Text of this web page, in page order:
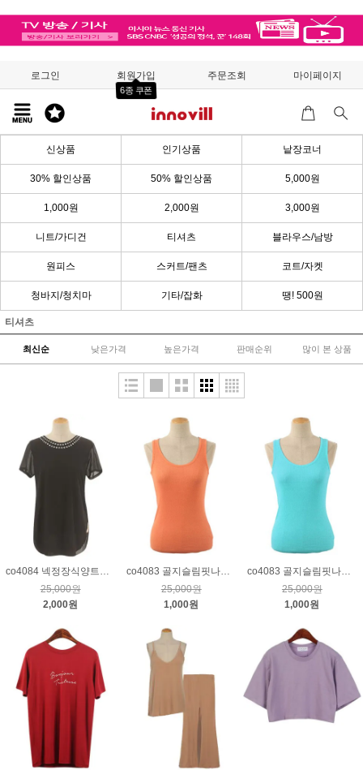
로그인 회원가입
6종 쿠폰
주문조회 마이페이지
신상품 인기상품 낱장코너
30% 할인상품 50% 할인상품 5,000원
1,000원 2,000원 3,000원
니트/가디건 티셔츠 블라우스/남방
원피스 스커트/팬츠 코트/자켓
청바지/청치마 기타/잡화 땡! 500원
티셔츠
최신순 낮은가격 높은가격 판매순위 많이 본 상품
co4084 넥정장식양트임뒷면시스루티_블랙
25,000원
2,000원
co4083 골지슬림핏나시티_오렌지
25,000원
1,000원
co4083 골지슬림핏나시티_연청록
25,000원
1,000원